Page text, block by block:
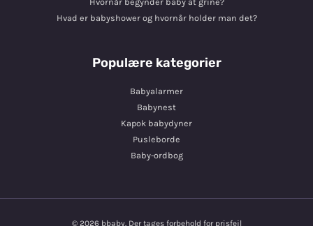
Hvad er babyshower og hvornår holder man det?
Populære kategorier
Babyalarmer
Babynest
Kapok babydyner
Pusleborde
Baby-ordbog
© 2026 bbaby. Der tages forbehold for prisfejl